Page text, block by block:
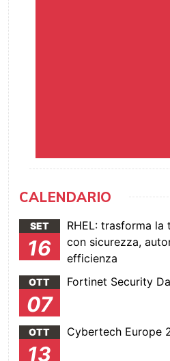
CALENDARIO
SET
16
RHEL: trasforma
con sicurezza,
efficienza
OTT
07
Fortinet Security
OTT
13
Cybertech Europe